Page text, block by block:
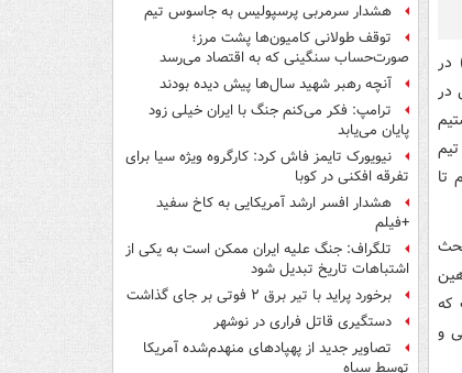
در
در
تیم
تا
که
و
هشدار سرمربی پرسپولیس به جاسوس تیم
توقف طولانی کامیون‌ها پشت مرز؛
صورت‌حساب سنگینی که به اقتصاد می‌رسد
آنچه رهبر شهید سال‌ها پیش دیده بودند
ترامپ: فکر می‌کنم جنگ با ایران خیلی زود
پایان می‌یابد
نیویورک تایمز فاش کرد: کارگروه ویژه سیا برای
تفرقه افکنی در کوبا
هشدار افسر ارشد آمریکایی به کاخ سفید
+فیلم
تلگراف: جنگ علیه ایران ممکن است به یکی از
اشتباهات تاریخ تبدیل شود
برخورد پراید با تیر برق ۲ فوتی بر جای گذاشت
دستگیری قاتل فراری در نوشهر
تصاویر جدید از پهپادهای منهدم‌شده آمریکا
توسط سپاه